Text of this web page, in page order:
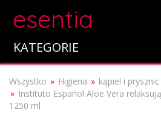
esentia
KATEGORIE
Wszystko Higiena kąpiel i prysznic
Instituto Español Aloe Vera
1250 ml